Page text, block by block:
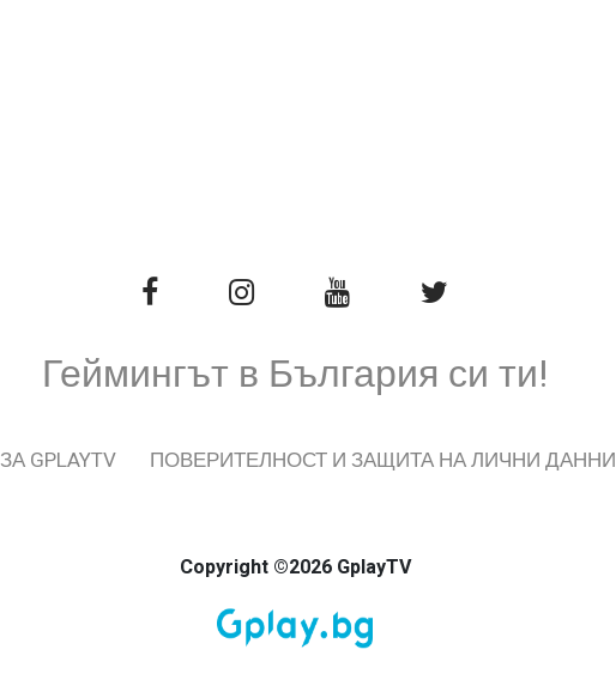
Геймингът в България си ти!
ЗА GPLAYTV ПОВЕРИТЕЛНОСТ И ЗАЩИТА НА ЛИЧНИ ДАННИ
Copyright ©2026 GplayTV